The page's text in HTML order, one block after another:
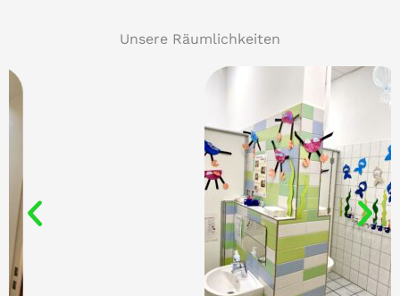
Unsere Räumlichkeiten